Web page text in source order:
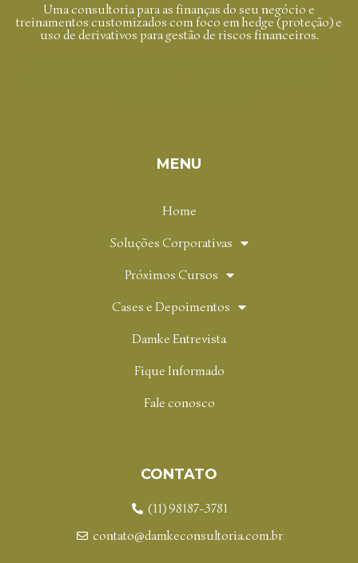
Uma consultoria para as finanças do seu negócio e
treinamentos customizados com foco em hedge (proteção) e
uso de derivativos para gestão de riscos financeiros.
MENU
Home
Soluções Corporativas
Próximos Cursos
Cases e Depoimentos
Damke Entrevista
Fique Informado
Fale conosco
CONTATO
(11) 98187-3781
contato@damkeconsultoria.com.br